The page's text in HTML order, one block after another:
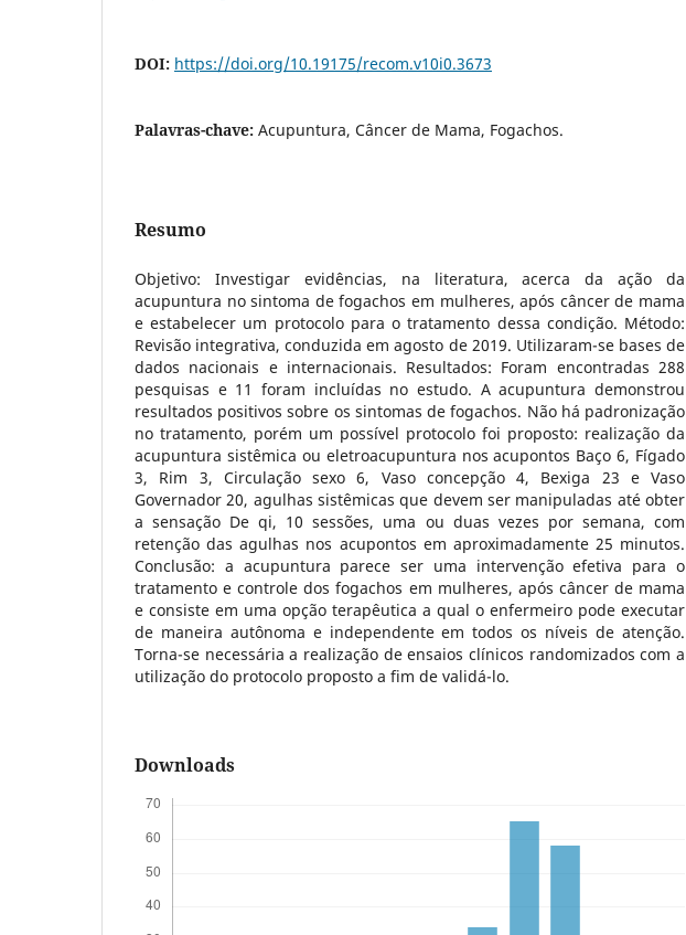
DOI: https://doi.org/10.19175/recom.v10i0.3673
Palavras-chave: Acupuntura, Câncer de Mama, Fogachos.
Resumo
Objetivo: Investigar evidências, na literatura, acerca da ação da
acupuntura no sintoma de fogachos em mulheres, após câncer de mama
e estabelecer um protocolo para o tratamento dessa condição. Método:
Revisão integrativa, conduzida em agosto de 2019. Utilizaram-se bases de
dados nacionais e internacionais. Resultados: Foram encontradas 288
pesquisas e 11 foram incluídas no estudo. A acupuntura demonstrou
resultados positivos sobre os sintomas de fogachos. Não há padronização
no tratamento, porém um possível protocolo foi proposto: realização da
acupuntura sistêmica ou eletroacupuntura nos acupontos Baço 6, Fígado
3, Rim 3, Circulação sexo 6, Vaso concepção 4, Bexiga 23 e Vaso
Governador 20, agulhas sistêmicas que devem ser manipuladas até obter
a sensação De qi, 10 sessões, uma ou duas vezes por semana, com
retenção das agulhas nos acupontos em aproximadamente 25 minutos.
Conclusão: a acupuntura parece ser uma intervenção efetiva para o
tratamento e controle dos fogachos em mulheres, após câncer de mama
e consiste em uma opção terapêutica a qual o enfermeiro pode executar
de maneira autônoma e independente em todos os níveis de atenção.
Torna-se necessária a realização de ensaios clínicos randomizados com a
utilização do protocolo proposto a fim de validá-lo.
Downloads